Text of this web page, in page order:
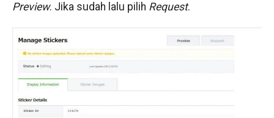
Preview. Jika sudah lalu pilih Request.